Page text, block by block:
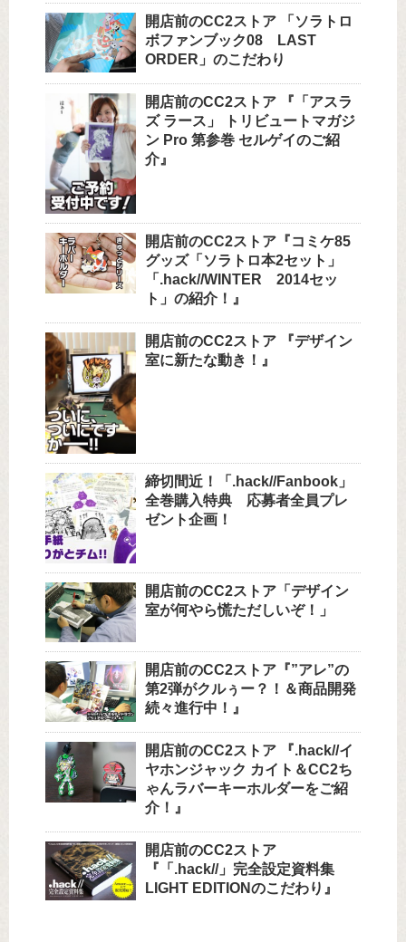
開店前のCC2ストア 「ソラトロ
ボファンブック08 LAST
ORDER」のこだわり
開店前のCC2ストア 『「アスラ
ズ ラース」 トリビュートマガジ
ン Pro 第参巻 セルゲイのご紹
介』
開店前のCC2ストア『コミケ85
グッズ「ソラトロ本2セット」
「.hack//WINTER 2014セッ
ト」の紹介！』
開店前のCC2ストア 『デザイン
室に新たな動き！』
締切間近！「.hack//Fanbook」
全巻購入特典 応募者全員プレ
ゼント企画！
開店前のCC2ストア「デザイン
室が何やら慌ただしいぞ！」
開店前のCC2ストア『”アレ”の
第2弾がクルぅー？！＆商品開発
続々進行中！』
開店前のCC2ストア 『.hack//イ
ヤホンジャック カイト＆CC2ち
ゃんラバーキーホルダーをご紹
介！』
開店前のCC2ストア
『「.hack//」完全設定資料集
LIGHT EDITIONのこだわり』